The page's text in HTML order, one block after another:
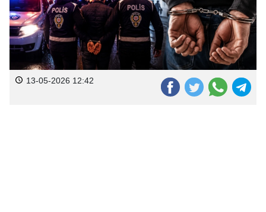
13-05-2026 12:42